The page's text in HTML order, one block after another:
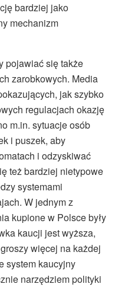
bardziej jako
mechanizm
pojawiać się także
zarobkowych. Media
jak szybko
regulacjach okazję
m.in. sytuacje osób
i puszek, aby
i odzyskiwać
też bardziej nietypowe
systemami
W jednym z
kupione w Polsce były
kaucji jest wyższa,
więcej na każdej
system kaucyjny
narzędziem polityki